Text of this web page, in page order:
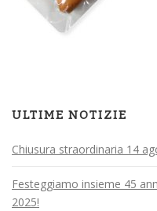
ULTIME NOTIZIE
Chiusura straordinaria 14
Festeggiamo insieme 45
2025!